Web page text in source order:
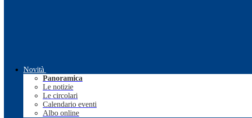
Novità
Panoramica
Le notizie
Le circolari
Calendario eventi
Albo online